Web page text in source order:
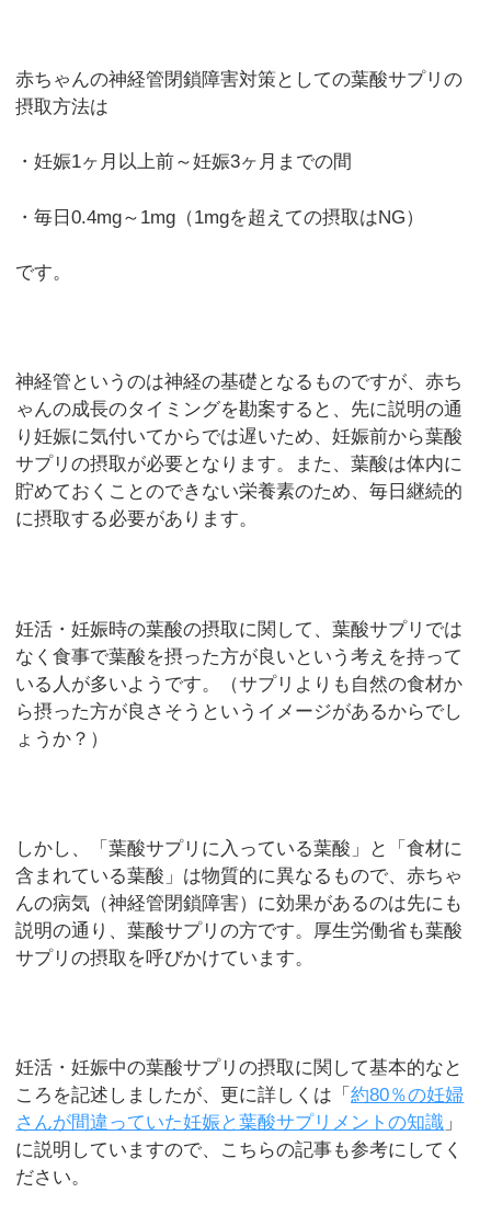
赤ちゃんの神経管閉鎖障害対策としての葉酸サプリの
摂取方法は
・妊娠1ヶ月以上前～妊娠3ヶ月までの間
・毎日0.4mg～1mg（1mgを超えての摂取はNG）
です。
神経管というのは神経の基礎となるものですが、赤ち
ゃんの成長のタイミングを勘案すると、先に説明の通
り妊娠に気付いてからでは遅いため、妊娠前から葉酸
サプリの摂取が必要となります。また、葉酸は体内に
貯めておくことのできない栄養素のため、毎日継続的
に摂取する必要があります。
妊活・妊娠時の葉酸の摂取に関して、葉酸サプリでは
なく食事で葉酸を摂った方が良いという考えを持って
いる人が多いようです。（サプリよりも自然の食材か
ら摂った方が良さそうというイメージがあるからでし
ょうか？）
しかし、「葉酸サプリに入っている葉酸」と「食材に
含まれている葉酸」は物質的に異なるもので、赤ちゃ
んの病気（神経管閉鎖障害）に効果があるのは先にも
説明の通り、葉酸サプリの方です。厚生労働省も葉酸
サプリの摂取を呼びかけています。
妊活・妊娠中の葉酸サプリの摂取に関して基本的なと
ころを記述しましたが、更に詳しくは「約80％の妊婦
さんが間違っていた妊娠と葉酸サプリメントの知識 」
に説明していますので、こちらの記事も参考にしてく
ださい。